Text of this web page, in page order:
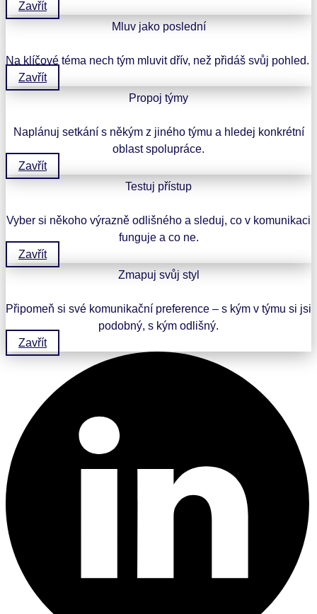
Zavřít
Mluv jako poslední
Na klíčové téma nech tým mluvit dřív, než přidáš svůj pohled.
Zavřít
Propoj týmy
Naplánuj setkání s někým z jiného týmu a hledej konkrétní
oblast spolupráce.
Zavřít
Testuj přístup
Vyber si někoho výrazně odlišného a sleduj, co v komunikaci
funguje a co ne.
Zavřít
Zmapuj svůj styl
Připomeň si své komunikační preference – s kým v týmu si jsi
podobný, s kým odlišný.
Zavřít